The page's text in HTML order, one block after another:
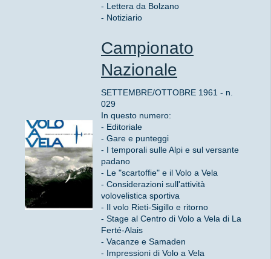
- Lettera da Bolzano
- Notiziario
Campionato
Nazionale
SETTEMBRE/OTTOBRE 1961 - n.
029
In questo numero:
- Editoriale
- Gare e punteggi
- I temporali sulle Alpi e sul versante
padano
- Le "scartoffie" e il Volo a Vela
- Considerazioni sull'attività
volovelistica sportiva
- Il volo Rieti-Sigillo e ritorno
- Stage al Centro di Volo a Vela di La
Ferté-Alais
- Vacanze e Samaden
- Impressioni di Volo a Vela